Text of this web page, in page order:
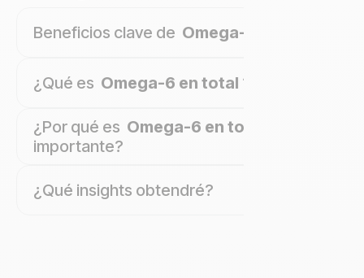
Beneficios clave de Omega-6 en total
¿Qué es Omega-6 en total ?
¿Por qué es Omega-6 en total
importante?
¿Qué insights obtendré?